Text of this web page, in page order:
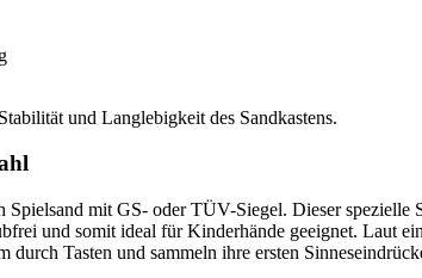
und Langlebigkeit des Sandkastens.
mit GS- oder TÜV-Siegel. Dieser spezielle
und somit ideal für Kinderhände geeignet. Laut
Tasten und sammeln ihre ersten